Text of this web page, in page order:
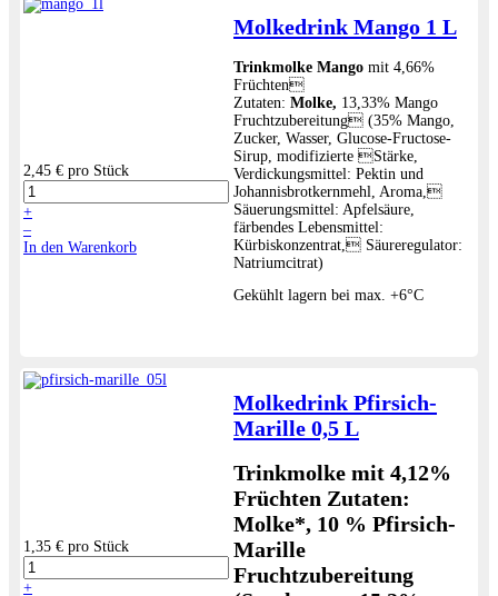
2,45 € pro Stück
+
–
In den Warenkorb
Molkedrink Mango 1 L
Trinkmolke Mango mit 4,66%
Früchten
Zutaten: Molke, 13,33% Mango
Fruchtzubereitung (35% Mango,
Zucker, Wasser, Glucose-Fructose-
Sirup, modifizierte Stärke,
Verdickungsmittel: Pektin und
Johannisbrotkernmehl, Aroma,
Säuerungsmittel: Apfelsäure,
färbendes Lebensmittel:
Kürbiskonzentrat, Säureregulator:
Natriumcitrat)
Gekühlt lagern bei max. +6°C
1,35 € pro Stück
+
Molkedrink Pfirsich-
Marille 0,5 L
Trinkmolke mit 4,12%
Früchten Zutaten:
Molke*, 10 % Pfirsich-
Marille
Fruchtzubereitung